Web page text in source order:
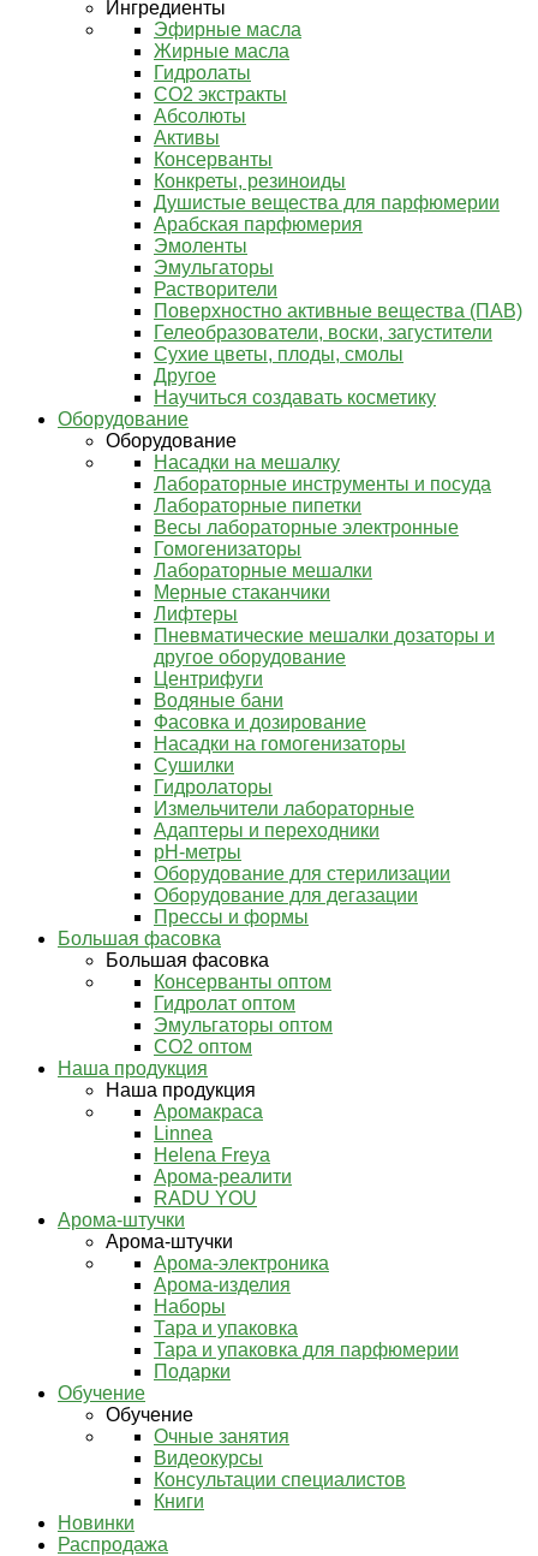
Ингредиенты
Эфирные масла
Жирные масла
Гидролаты
СО2 экстракты
Абсолюты
Активы
Консерванты
Конкреты, резиноиды
Душистые вещества для парфюмерии
Арабская парфюмерия
Эмоленты
Эмульгаторы
Растворители
Поверхностно активные вещества (ПАВ)
Гелеобразователи, воски, загустители
Сухие цветы, плоды, смолы
Другое
Научиться создавать косметику
Оборудование
Оборудование
Насадки на мешалку
Лабораторные инструменты и посуда
Лабораторные пипетки
Весы лабораторные электронные
Гомогенизаторы
Лабораторные мешалки
Мерные стаканчики
Лифтеры
Пневматические мешалки дозаторы и
другое оборудование
Центрифуги
Водяные бани
Фасовка и дозирование
Насадки на гомогенизаторы
Сушилки
Гидролаторы
Измельчители лабораторные
Адаптеры и переходники
pH-метры
Оборудование для стерилизации
Оборудование для дегазации
Прессы и формы
Большая фасовка
Большая фасовка
Консерванты оптом
Гидролат оптом
Эмульгаторы оптом
СО2 оптом
Наша продукция
Наша продукция
Аромакраса
Linnea
Helena Freya
Арома-реалити
RADU YOU
Арома-штучки
Арома-штучки
Арома-электроника
Арома-изделия
Наборы
Тара и упаковка
Тара и упаковка для парфюмерии
Подарки
Обучение
Обучение
Очные занятия
Видеокурсы
Консультации специалистов
Книги
Новинки
Распродажа